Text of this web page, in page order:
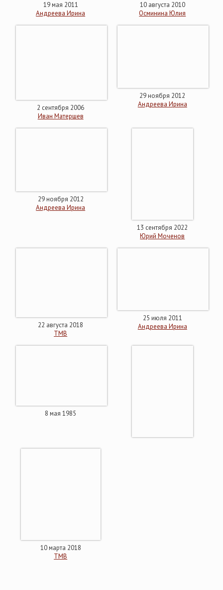
19 мая 2011
Андреева Ирина
10 августа 2010
Осминина Юлия
2 сентября 2006
Иван Матершев
29 ноября 2012
Андреева Ирина
29 ноября 2012
Андреева Ирина
13 сентября 2022
Юрий Моченов
22 августа 2018
ТМВ
25 июля 2011
Андреева Ирина
8 мая 1985
10 марта 2018
ТМВ